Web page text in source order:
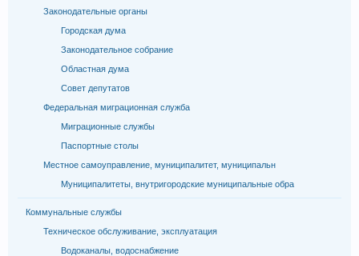
Законодательные органы
Городская дума
Законодательное собрание
Областная дума
Совет депутатов
Федеральная миграционная служба
Миграционные службы
Паспортные столы
Местное самоуправление, муниципалитет, муниципальн
Муниципалитеты, внутригородские муниципальные обра
Коммунальные службы
Техническое обслуживание, эксплуатация
Водоканалы, водоснабжение